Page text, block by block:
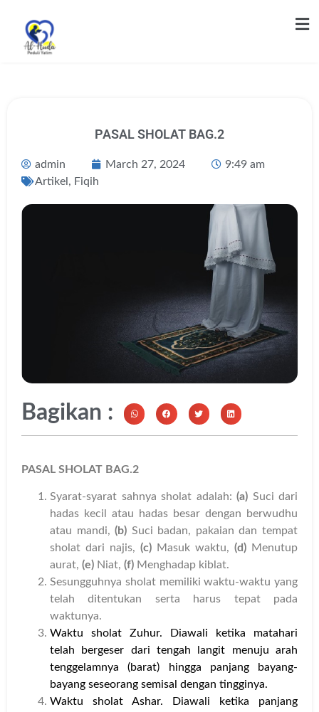
PASAL SHOLAT BAG.2
admin March 27, 2024
9:49 am
Artikel , Fiqih
Bagikan :
PASAL SHOLAT BAG.2
Syarat-syarat sahnya sholat adalah: (a) Suci dari
hadas kecil atau hadas besar dengan berwudhu
atau mandi,(b) Suci badan, pakaian dan tempat
sholat dari najis, (c) Masuk waktu, (d) Menutup
aurat, (e) Niat, (f) Menghadap kiblat.
Sesungguhnya sholat memiliki waktu-waktu yang
telah ditentukan serta harus tepat pada
waktunya.
Waktu sholat Zuhur. Diawali ketika matahari
telah bergeser dari tengah langit menuju arah
tenggelamnya (barat) hingga panjang bayang-
bayang seseorang semisal dengan tingginya.
Waktu sholat Ashar. Diawali ketika panjang